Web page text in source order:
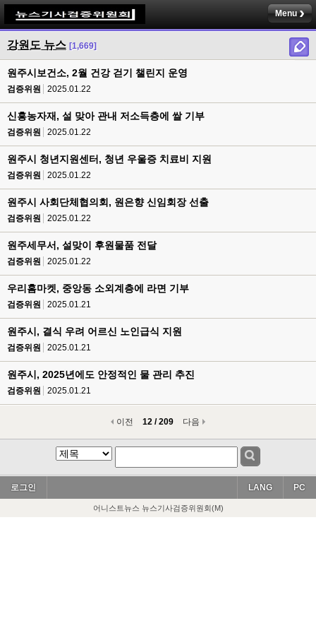
Menu
강원도 뉴스 [1,669]
원주시보건소, 2월 건강 걷기 챌린지 운영
검증위원 2025.01.22
신흥농자재, 설 맞아 관내 저소득층에 쌀 기부
검증위원 2025.01.22
원주시 청년지원센터, 청년 우울증 치료비 지원
검증위원 2025.01.22
원주시 사회단체협의회, 원은향 신임회장 선출
검증위원 2025.01.22
원주세무서, 설맞이 후원물품 전달
검증위원 2025.01.22
우리홈마켓, 중앙동 소외계층에 라면 기부
검증위원 2025.01.21
원주시, 결식 우려 어르신 노인급식 지원
검증위원 2025.01.21
원주시, 2025년에도 안정적인 물 관리 추진
검증위원 2025.01.21
이전 12 / 209 다음
로그인 PC
LANG
어니스트뉴스 뉴스기사검증위원회(M)